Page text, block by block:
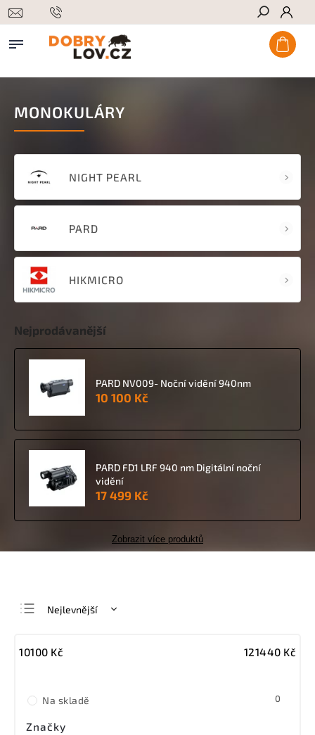
Hledat
MONOKULÁRY
NIGHT PEARL
PARD
HIKMICRO
Nejprodávanější
PARD NV009- Noční vidění 940nm
10 100 Kč
PARD FD1 LRF 940 nm Digitální noční
vidění
17 499 Kč
Zobrazit více produktů
Nejlevnější
Nejprodávanější
10100 Kč 121440 Kč
Na skladě 0
Značky